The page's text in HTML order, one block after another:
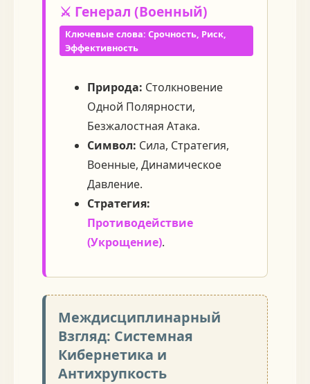
⚔️ Генерал (Военный)
Ключевые слова: Срочность, Риск,
Эффективность
Природа: Столкновение
Одной Полярности,
Безжалостная Атака.
Символ: Сила, Стратегия,
Военные, Динамическое
Давление.
Стратегия:
Противодействие
(Укрощение).
Междисциплинарный
Взгляд: Системная
Кибернетика и
Антихрупкость